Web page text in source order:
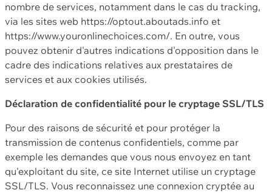
nombre de services, notamment dans le cas du tracking,
via les sites web https://optout.aboutads.info et
https://www.youronlinechoices.com/. En outre, vous
pouvez obtenir d'autres indications d'opposition dans le
cadre des indications relatives aux prestataires de
services et aux cookies utilisés.
Déclaration de confidentialité pour le cryptage SSL/TLS
Pour des raisons de sécurité et pour protéger la
transmission de contenus confidentiels, comme par
exemple les demandes que vous nous envoyez en tant
qu'exploitant du site, ce site Internet utilise un cryptage
SSL/TLS. Vous reconnaissez une connexion cryptée au